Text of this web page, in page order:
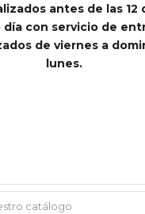
antes de las 12
día con servicio de
de viernes a
lunes.